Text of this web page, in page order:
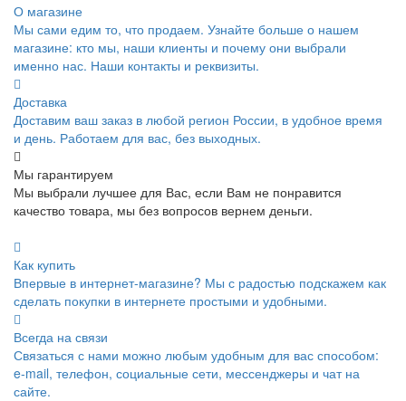
О магазине
Мы сами едим то, что продаем. Узнайте больше о нашем
магазине: кто мы, наши клиенты и почему они выбрали
именно нас. Наши контакты и реквизиты.
Доставка
Доставим ваш заказ в любой регион России, в удобное время
и день. Работаем для вас, без выходных.
Мы гарантируем
Мы выбрали лучшее для Вас, если Вам не понравится
качество товара, мы без вопросов вернем деньги.
Как купить
Впервые в интернет-магазине? Мы с радостью подскажем как
сделать покупки в интернете простыми и удобными.
Всегда на связи
Связаться с нами можно любым удобным для вас способом:
e-mail, телефон, социальные сети, мессенджеры и чат на
сайте.